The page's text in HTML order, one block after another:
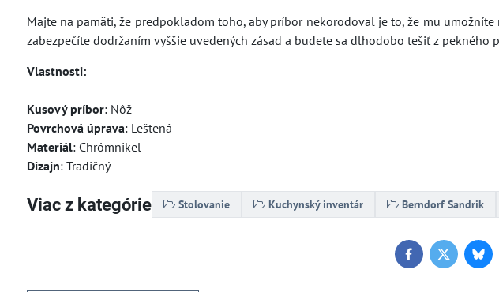
Majte na pamäti, že predpokladom toho, aby príbor nekorodoval je to, že mu umožníte
zabezpečíte dodržaním vyššie uvedených zásad a budete sa dlhodobo tešiť z pekného
Vlastnosti:
Kusový príbor: Nôž
Povrchová úprava: Leštená
Materiál: Chrómnikel
Dizajn: Tradičný
Viac z kategórie Stolovanie Kuchynský inventár Berndorf Sandrik
FacebookTwitter